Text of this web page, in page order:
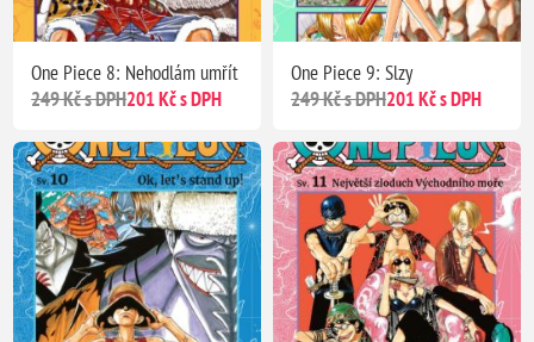
One Piece 8: Nehodlám umřít
249 Kč s DPH201 Kč s DPH
One Piece 9: Slzy
249 Kč s DPH201 Kč s DPH